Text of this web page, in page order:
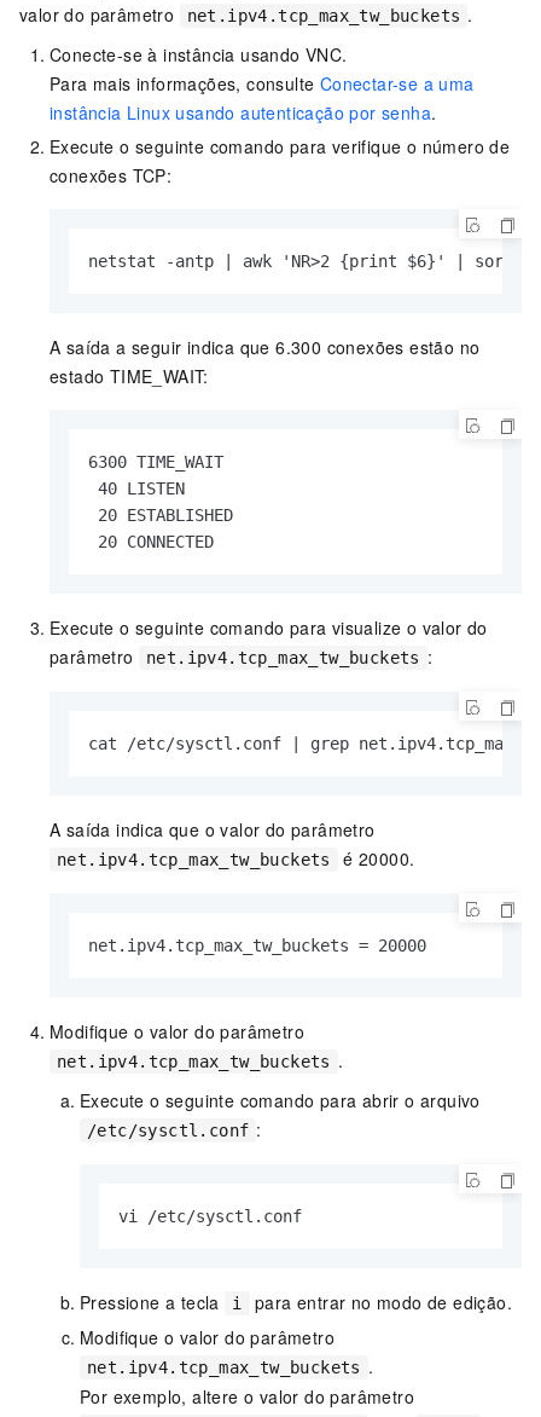
valor do parâmetro
net.ipv4.tcp_max_tw_buckets .
Conecte-se à instância usando VNC.
Para mais informações, consulte Conectar-se a uma
instância Linux usando autenticação por senha.
Execute o seguinte comando para verifique o número de
conexões TCP:
netstat -antp | awk 'NR>2 {print $6}' | sort |
A saída a seguir indica que 6.300 conexões estão no
estado TIME_WAIT:
6300 TIME_WAIT
40 LISTEN
20 ESTABLISHED
20 CONNECTED
Execute o seguinte comando para visualize o valor do
parâmetro
net.ipv4.tcp_max_tw_buckets :
cat /etc/sysctl.conf | grep
A saída indica que o valor do parâmetro
net.ipv4.tcp_max_tw_buckets é 20000.
net.ipv4.tcp_max_tw_buckets = 20000
Modifique o valor do parâmetro
net.ipv4.tcp_max_tw_buckets .
Execute o seguinte comando para abrir o arquivo
/etc/sysctl.conf :
vi /etc/sysctl.conf
Pressione a tecla i
para entrar no modo de edição.
Modifique o valor do parâmetro
net.ipv4.tcp_max_tw_buckets .
Por exemplo, altere o valor do parâmetro